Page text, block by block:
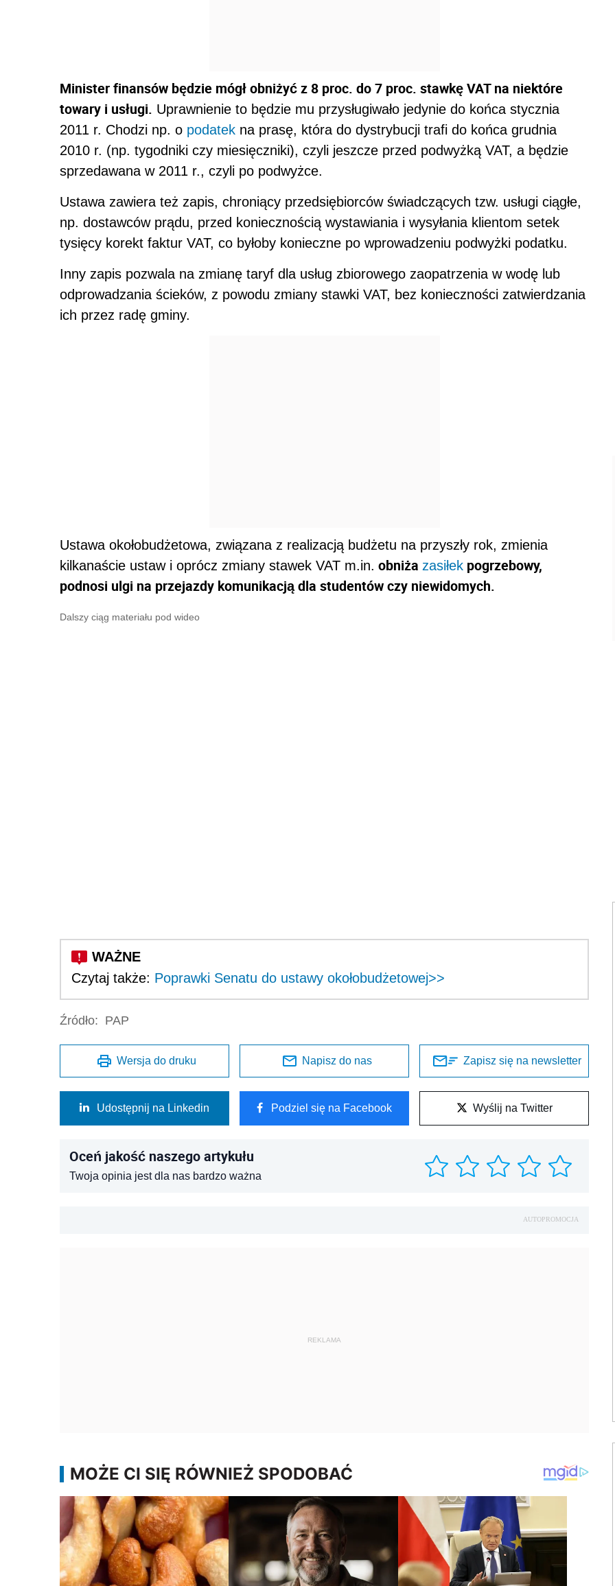
Minister finansów będzie mógł obniżyć z 8 proc. do 7 proc. stawkę VAT na niektóre
towary i usługi. Uprawnienie to będzie mu przysługiwało jedynie do końca stycznia
2011 r. Chodzi np. o podatek na prasę, która do dystrybucji trafi do końca grudnia
2010 r. (np. tygodniki czy miesięczniki), czyli jeszcze przed podwyżką VAT, a będzie
sprzedawana w 2011 r., czyli po podwyżce.
Ustawa zawiera też zapis, chroniący przedsiębiorców świadczących tzw. usługi ciągłe,
np. dostawców prądu, przed koniecznością wystawiania i wysyłania klientom setek
tysięcy korekt faktur VAT, co byłoby konieczne po wprowadzeniu podwyżki podatku.
Inny zapis pozwala na zmianę taryf dla usług zbiorowego zaopatrzenia w wodę lub
odprowadzania ścieków, z powodu zmiany stawki VAT, bez konieczności zatwierdzania
ich przez radę gminy.
Ustawa okołobudżetowa, związana z realizacją budżetu na przyszły rok, zmienia
kilkanaście ustaw i oprócz zmiany stawek VAT m.in. obniża zasiłek pogrzebowy,
podnosi ulgi na przejazdy komunikacją dla studentów czy niewidomych.
Dalszy ciąg materiału pod wideo
Czytaj także: Poprawki Senatu do ustawy okołobudżetowej>>
Źródło: PAP
Wersja do druku Napisz do nas Zapisz się na newsletter
Udostępnij na Linkedin Podziel się na Facebook Wyślij na Twitter
Oceń jakość naszego artykułu
Twoja opinia jest dla nas bardzo ważna
AUTOPROMOCJA
REKLAMA